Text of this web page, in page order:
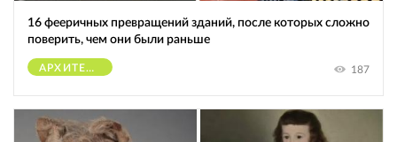
16 фееричных превращений зданий, после которых сложно
поверить, чем они были раньше
АРХИТЕКТУРА 187